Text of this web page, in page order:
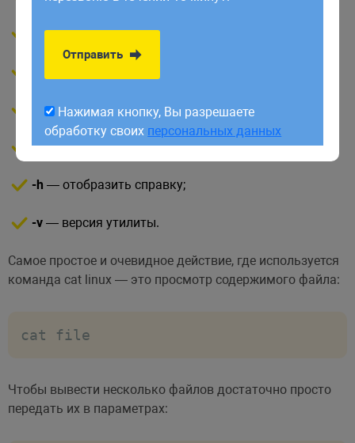
— показывать символ $ в конце каждой строки;
— удалять пустые повторяющиеся строки;
-T— отображать табуляции в виде ^I;
-h — отобразить справку;
-v— версия утилиты.
Самое простое и очевидное действие, где используется
команда cat linux — это просмотр содержимого файла:
cat file
Чтобы вывести несколько файлов достаточно просто
передать их в параметрах:
обработку своихперсональных данных
Отправить
Нажимая кнопку, Вы разрешаете
обработку своих персональных данных